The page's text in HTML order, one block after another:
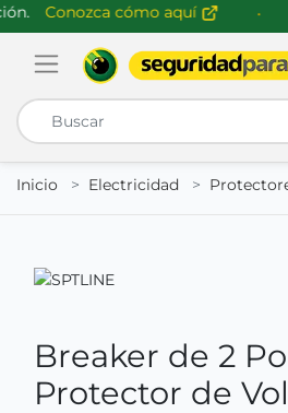
Conozca cómo aquí
Abrir menú de
Inicio
Electricidad
Breaker de 2
Protector de